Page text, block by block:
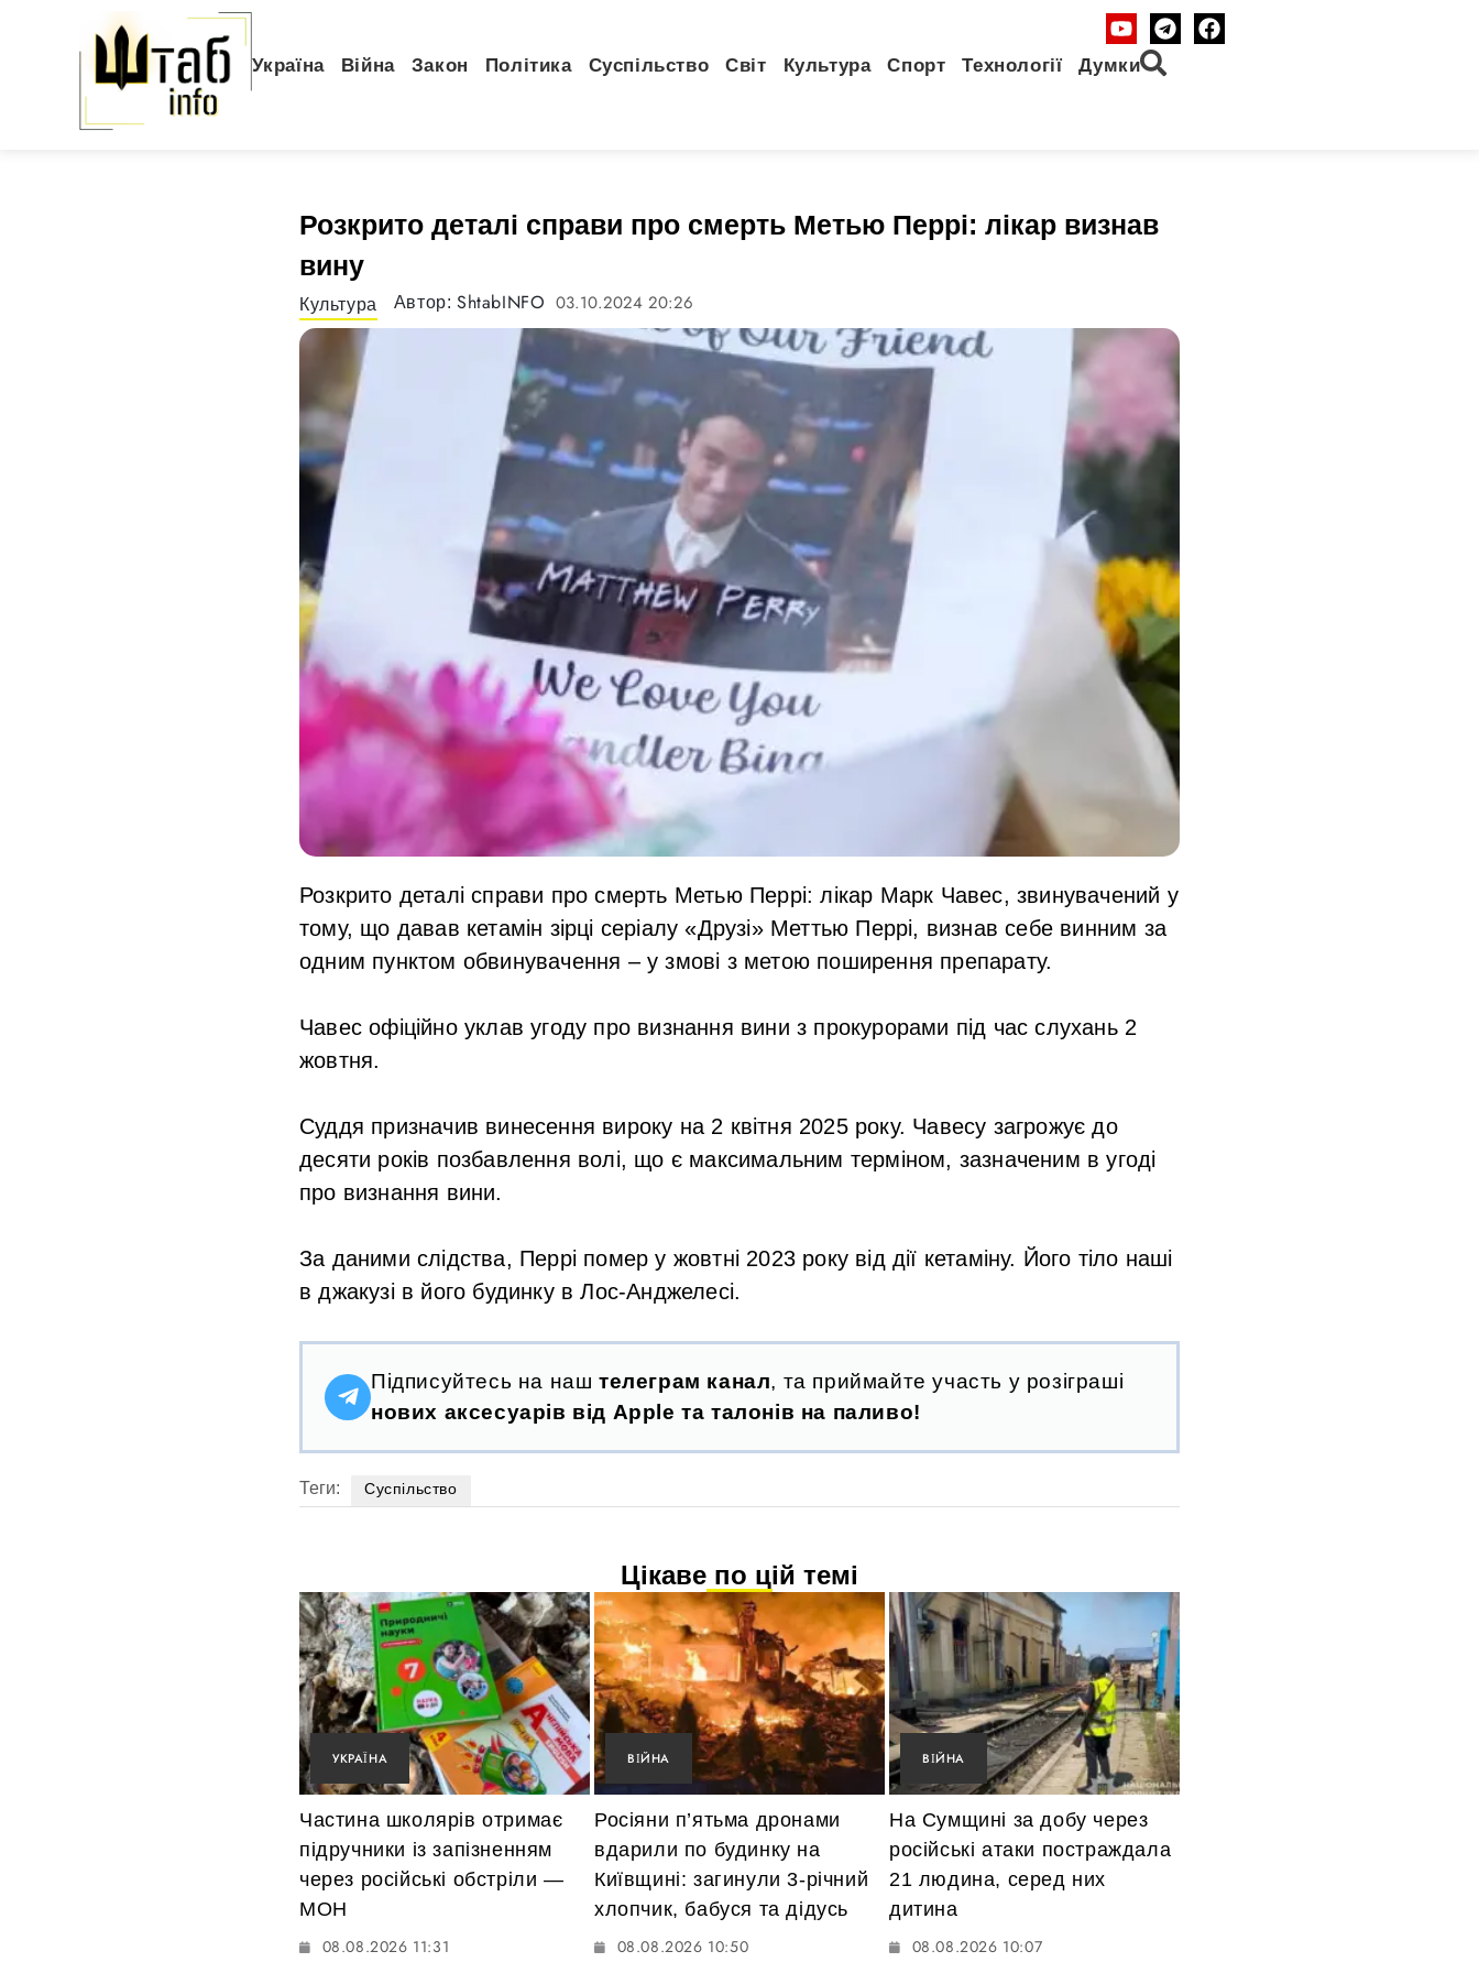
Україна Війна Закон Політика Суспільство Світ Культура Спорт Технології Думки
Розкрито деталі справи про смерть Метью Перрі: лікар визнав
вину
Культура Автор:ShtabINFO 03.10.2024 20:26
Розкрито деталі справи про смерть Метью Перрі: лікар Марк Чавес, звинувачений у
тому, що давав кетамін зірці серіалу «Друзі» Меттью Перрі, визнав себе винним за
одним пунктом обвинувачення – у змові з метою поширення препарату.
Чавес офіційно уклав угоду про визнання вини з прокурорами під час слухань 2
жовтня.
Суддя призначив винесення вироку на 2 квітня 2025 року. Чавесу загрожує до
десяти років позбавлення волі, що є максимальним терміном, зазначеним в угоді
про визнання вини.
За даними слідства, Перрі помер у жовтні 2023 року від дії кетаміну. Його тіло наші
в джакузі в його будинку в Лос-Анджелесі.
Підписуйтесь на наш телеграм канал, та приймайте участь у розіграші
нових аксесуарів від Apple та талонів на паливо!
Теги: Суспільство
Цікаве по цій темі
УКРАЇНА
Частина школярів отримає
підручники із запізненням
через російські обстріли —
МОН
08.08.2026 11:31
ВІЙНА
Росіяни п’ятьма дронами
вдарили по будинку на
Київщині: загинули 3-річний
хлопчик, бабуся та дідусь
08.08.2026 10:50
ВІЙНА
На Сумщині за добу через
російські атаки постраждала
21 людина, серед них
дитина
08.08.2026 10:07